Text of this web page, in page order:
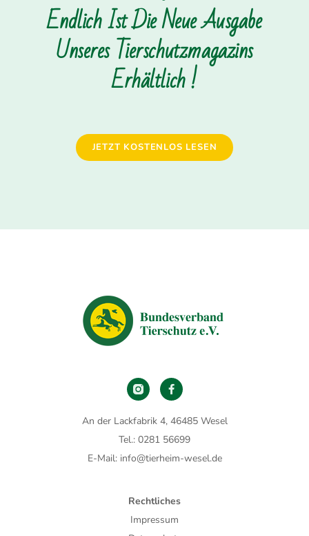
Endlich Ist Die Neue Ausgabe
Unseres Tierschutzmagazins
Erhältlich !
JETZT KOSTENLOS LESEN
An der Lackfabrik 4, 46485 Wesel
Tel.: 0281 56699
E-Mail: info@tierheim-wesel.de
Rechtliches
Impressum